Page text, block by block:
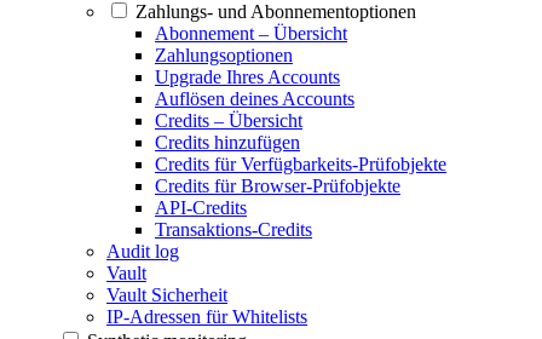
Zahlungs- und Abonnementoptionen
Abonnement – Übersicht
Zahlungsoptionen
Upgrade Ihres Accounts
Auflösen deines Accounts
Credits – Übersicht
Credits hinzufügen
Credits für Verfügbarkeits-Prüfobjekte
Credits für Browser-Prüfobjekte
API-Credits
Transaktions-Credits
Audit log
Vault
Vault Sicherheit
IP-Adressen für Whitelists